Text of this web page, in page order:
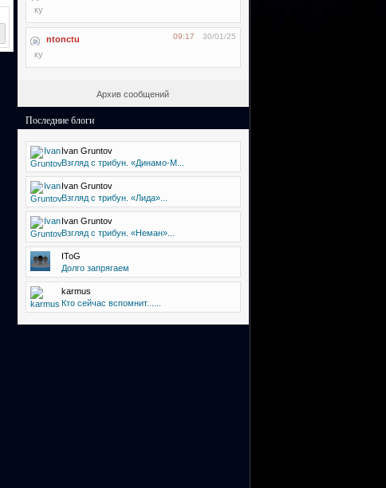
ку
ntonctu 30/01/25
09:17
ку
Архив сообщений
Последние блоги
Ivan Gruntov
Взгляд с трибун. «Динамо-М...
Ivan Gruntov
Взгляд с трибун. «Лида»...
Ivan Gruntov
Взгляд с трибун. «Неман»...
IToG
Долго запрягаем
karmus
Кто сейчас вспомнит......